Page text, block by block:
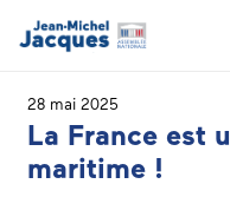
28 mai 2025
La France est
maritime !